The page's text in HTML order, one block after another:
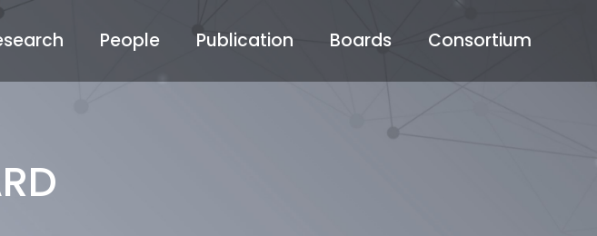
People Publication Boards Consortium